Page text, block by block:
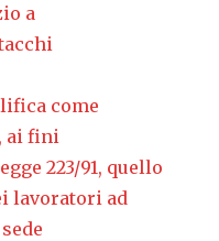
a
come
ai fini
223/91, quello
lavoratori ad